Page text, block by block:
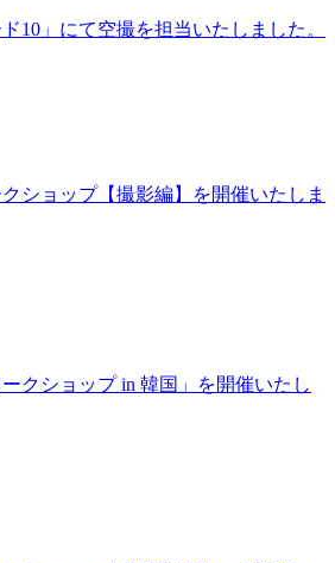
10」にて空撮を担当いたしました。
ショップ【撮影編】を開催いたしま
クショップ in 韓国」を開催いたし